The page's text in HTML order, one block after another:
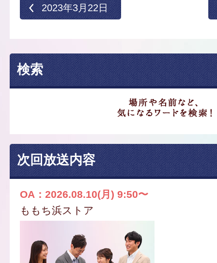
2023年3月22日
検索
次回放送内容
OA：2026.08.10(月) 9:50〜
ももち浜ストア